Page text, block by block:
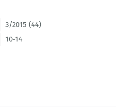
3/2015 (44)
10-14